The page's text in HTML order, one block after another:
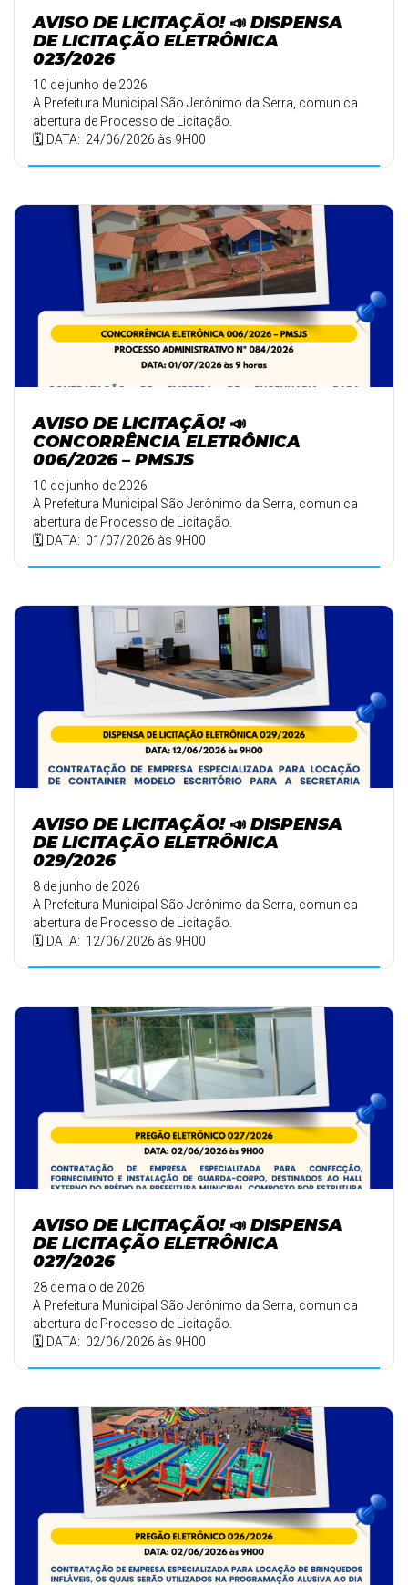
AVISO DE LICITAÇÃO! 📣 DISPENSA
DE LICITAÇÃO ELETRÔNICA
023/2026
10 de junho de 2026
A Prefeitura Municipal São Jerônimo da Serra, comunica
abertura de Processo de Licitação.
🗓️ DATA: 24/06/2026 às 9H00
AVISO DE LICITAÇÃO! 📣
CONCORRÊNCIA ELETRÔNICA
006/2026 – PMSJS
10 de junho de 2026
A Prefeitura Municipal São Jerônimo da Serra, comunica
abertura de Processo de Licitação.
🗓️ DATA: 01/07/2026 às 9H00
AVISO DE LICITAÇÃO! 📣 DISPENSA
DE LICITAÇÃO ELETRÔNICA
029/2026
8 de junho de 2026
A Prefeitura Municipal São Jerônimo da Serra, comunica
abertura de Processo de Licitação.
🗓️ DATA: 12/06/2026 às 9H00
AVISO DE LICITAÇÃO! 📣 DISPENSA
DE LICITAÇÃO ELETRÔNICA
027/2026
28 de maio de 2026
A Prefeitura Municipal São Jerônimo da Serra, comunica
abertura de Processo de Licitação.
🗓️ DATA: 02/06/2026 às 9H00